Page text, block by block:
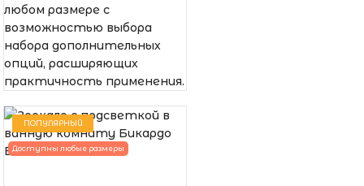
любом размере с
возможностью выбора
набора дополнительных
опций, расширяющих
практичность применения.
ПОПУЛЯРНЫЙ
Доступны любые размеры